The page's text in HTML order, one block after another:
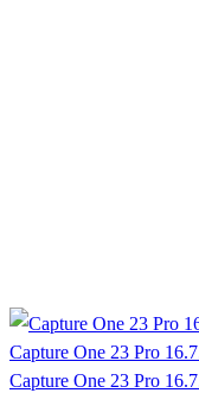
Capture One 23 Pro
Capture One 23 Pro